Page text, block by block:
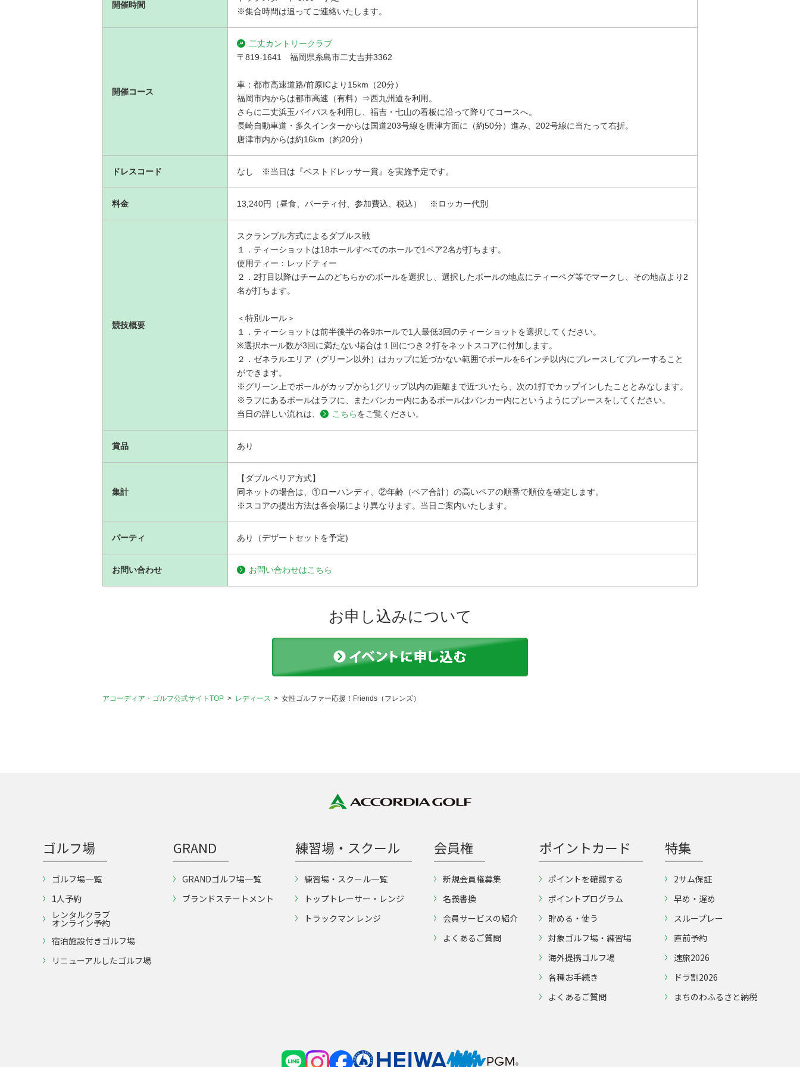
開催時間
※集合時間は追ってご連絡いたします。
開催コース
二丈カントリークラブ
〒819-1641 福岡県糸島市二丈吉井3362
車：都市高速道路/前原ICより15km（20分）
福岡市内からは都市高速（有料）⇒西九州道を利用。
さらに二丈浜玉バイパスを利用し、福吉・七山の看板に沿って降りてコースへ。
長崎自動車道・多久インターからは国道203号線を唐津方面に（約50分）進み、202号線に当たって右折。
唐津市内からは約16km（約20分）
ドレスコード なし ※当日は『ベストドレッサー賞』を実施予定です。
料金 13,240円（昼食、パーティ付、参加費込、税込） ※ロッカー代別
競技概要
スクランブル方式によるダブルス戦
１．ティーショットは18ホールすべてのホールで1ペア2名が打ちます。
使用ティー：レッドティー
２．2打目以降はチームのどちらかのボールを選択し、選択したボールの地点にティーペグ等でマークし、その地点より2
名が打ちます。
＜特別ルール＞
１．ティーショットは前半後半の各9ホールで1人最低3回のティーショットを選択してください。
※選択ホール数が3回に満たない場合は１回につき２打をネットスコアに付加します。
２．ゼネラルエリア（グリーン以外）はカップに近づかない範囲でボールを6インチ以内にプレースしてプレーすること
ができます。
※グリーン上でボールがカップから1グリップ以内の距離まで近づいたら、次の1打でカップインしたこととみなします。
※ラフにあるボールはラフに、またバンカー内にあるボールはバンカー内にというようにプレースをしてください。
当日の詳しい流れは、
こちらをご覧ください。
賞品 あり
集計
【ダブルペリア方式】
同ネットの場合は、①ローハンディ、②年齢（ペア合計）の高いペアの順番で順位を確定します。
※スコアの提出方法は各会場により異なります。当日ご案内いたします。
パーティ あり（デザートセットを予定)
お問い合わせ お問い合わせはこちら
お申し込みについて
アコーディア・ゴルフ公式サイトTOP レディース 女性ゴルファー応援！Friends（フレンズ）
ゴルフ場
ゴルフ場一覧
1人予約
レンタルクラブ
オンライン予約
宿泊施設付きゴルフ場
リニューアルしたゴルフ場
GRAND
GRANDゴルフ場一覧
ブランドステートメント
練習場・スクール
練習場・スクール一覧
トップトレーサー・レンジ
トラックマン レンジ
会員権
新規会員権募集
名義書換
会員サービスの紹介
よくあるご質問
ポイントカード
ポイントを確認する
ポイントプログラム
貯める・使う
対象ゴルフ場・練習場
海外提携ゴルフ場
各種お手続き
よくあるご質問
特集
2サム保証
早め・遅め
スループレー
直前予約
速旅2026
ドラ割2026
まちのわふるさと納税